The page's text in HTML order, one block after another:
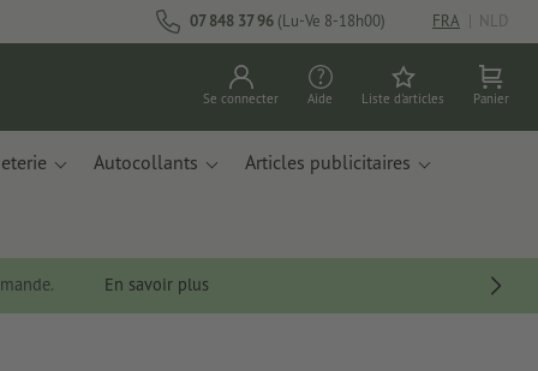
07 848 37 96 (Lu-Ve 8-18h00) FRA | NLD
Se connecter Aide Liste d'articles Panier
Autocollants Articles publicitaires
En savoir plus